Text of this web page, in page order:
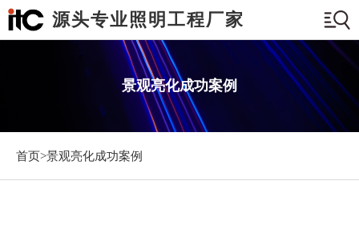
源头专业照明工程厂家
景观亮化成功案例
首页>景观亮化成功案例